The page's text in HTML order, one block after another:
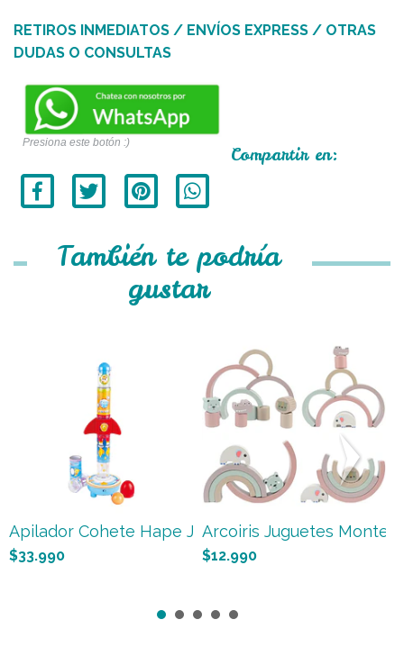
RETIROS INMEDIATOS / ENVÍOS EXPRESS / OTRAS
DUDAS O CONSULTAS
Presiona este botón :)
Compartir en:
También te podría
gustar
Apilador Cohete Hape Juguet...
$33.990
Arcoiris Juguetes
$12.990